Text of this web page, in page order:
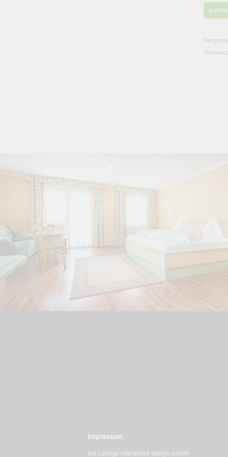
Impressum
the Lounge interactive design GmbH